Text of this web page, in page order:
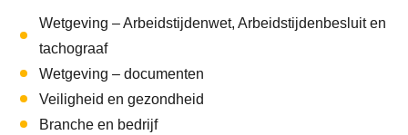
Wetgeving – Arbeidstijdenwet, Arbeidstijdenbesluit en
tachograaf
Wetgeving – documenten
Veiligheid en gezondheid
Branche en bedrijf